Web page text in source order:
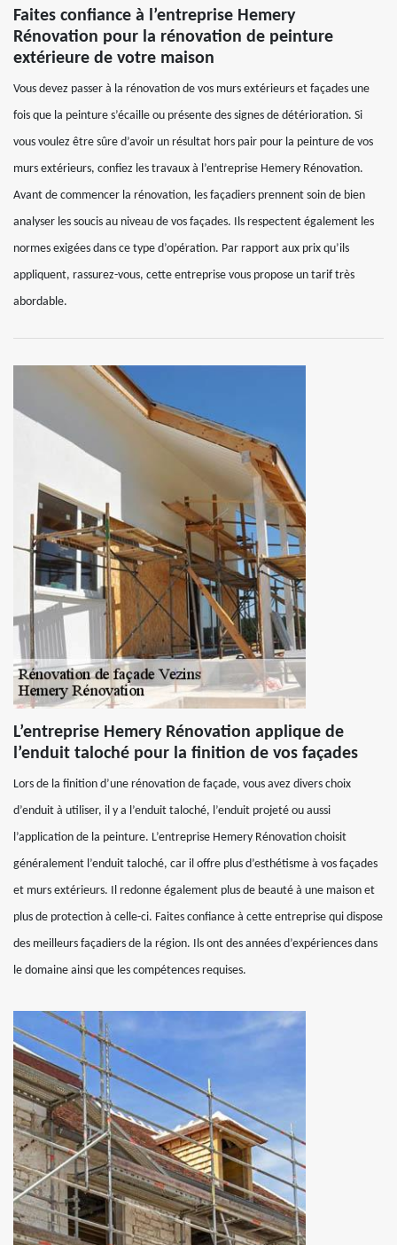
Faites confiance à l’entreprise Hemery
Rénovation pour la rénovation de peinture
extérieure de votre maison
Vous devez passer à la rénovation de vos murs extérieurs et façades une
fois que la peinture s’écaille ou présente des signes de détérioration. Si
vous voulez être sûre d’avoir un résultat hors pair pour la peinture de vos
murs extérieurs, confiez les travaux à l’entreprise Hemery Rénovation.
Avant de commencer la rénovation, les façadiers prennent soin de bien
analyser les soucis au niveau de vos façades. Ils respectent également les
normes exigées dans ce type d’opération. Par rapport aux prix qu’ils
appliquent, rassurez-vous, cette entreprise vous propose un tarif très
abordable.
L’entreprise Hemery Rénovation applique de
l’enduit taloché pour la finition de vos façades
Lors de la finition d’une rénovation de façade, vous avez divers choix
d’enduit à utiliser, il y a l’enduit taloché, l’enduit projeté ou aussi
l’application de la peinture. L’entreprise Hemery Rénovation choisit
généralement l’enduit taloché, car il offre plus d’esthétisme à vos façades
et murs extérieurs. Il redonne également plus de beauté à une maison et
plus de protection à celle-ci. Faites confiance à cette entreprise qui dispose
des meilleurs façadiers de la région. Ils ont des années d’expériences dans
le domaine ainsi que les compétences requises.